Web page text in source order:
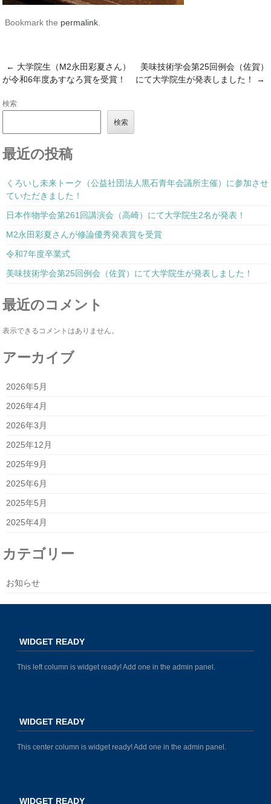
Bookmark the permalink
Post navigation
← 大学院生（M2永田彩夏さん）
が令和6年度あすなろ賞を受賞！
美味技術学会第25回例会（佐賀）
にて大学院生が発表しました！
→
検索
検索
最近の投稿
くろいし未来トーク（公益社団法人黒石青年会議所主催）に参加させ
ていただきました！
日本作物学会第261回講演会（高崎）にて大学院生2名が発表！
M2永田彩夏さんが修論優秀発表賞を受賞
令和7年度卒業式
美味技術学会第25回例会（佐賀）にて大学院生が発表しました！
最近のコメント
表示できるコメントはありません。
アーカイブ
2026年5月
2026年4月
2026年3月
2025年12月
2025年9月
2025年6月
2025年5月
2025年4月
カテゴリー
お知らせ
WIDGET READY
This left column is widget ready! Add one in the admin panel.
WIDGET READY
This center column is widget ready! Add one in the admin panel.
WIDGET READY